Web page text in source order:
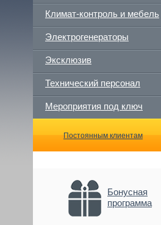
Климат-контроль и мебель
Электрогенераторы
Эксклюзив
Технический персонал
Мероприятия под ключ
Постоянным клиентам
Бонусная
программа